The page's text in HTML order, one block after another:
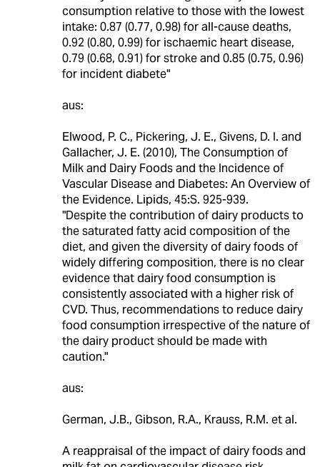
consumption relative to those with the lowest
intake: 0.87 (0.77, 0.98) for all‐cause deaths,
0.92 (0.80, 0.99) for ischaemic heart disease,
0.79 (0.68, 0.91) for stroke and 0.85 (0.75, 0.96)
for incident diabete"
aus:
Elwood, P. C., Pickering, J. E., Givens, D. I. and
Gallacher, J. E. (2010), The Consumption of
Milk and Dairy Foods and the Incidence of
Vascular Disease and Diabetes: An Overview of
the Evidence. Lipids, 45:S. 925-939.
"Despite the contribution of dairy products to
the saturated fatty acid composition of the
diet, and given the diversity of dairy foods of
widely differing composition, there is no clear
evidence that dairy food consumption is
consistently associated with a higher risk of
CVD. Thus, recommendations to reduce dairy
food consumption irrespective of the nature of
the dairy product should be made with
caution."
aus:
German, J.B., Gibson, R.A., Krauss, R.M. et al.
A reappraisal of the impact of dairy foods and